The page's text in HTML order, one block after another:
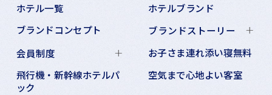
ホテル一覧
ホテルブランド
ブランドコンセプト
ブランドストーリー
会員制度
お子さま連れ添い寝無料
飛行機・新幹線ホテルパ
ック
空気まで心地よい客室